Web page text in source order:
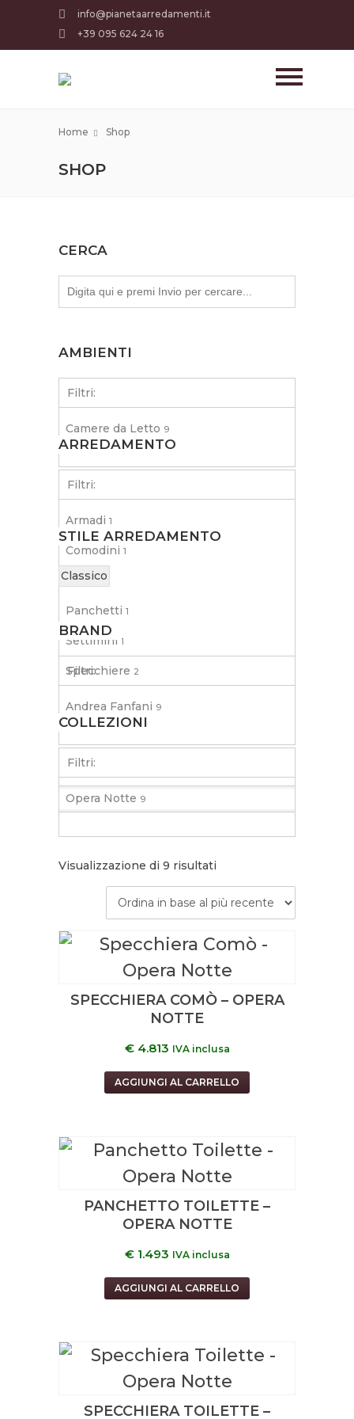
info@pianetaarredamenti.it
+39 095 624 24 16
Home Shop
SHOP
CERCA
AMBIENTI
Filtri:
Camere da Letto 9
ARREDAMENTO
Filtri:
Armadi 1
Comodini 1
Comò1
Panchetti 1
Settimini 1
Specchiere 2
Testate Letto1
Toilette
STILE ARREDAMENTO
Classico
BRAND
Filtri:
Andrea Fanfani 9
COLLEZIONI
Filtri:
Opera Notte 9
Visualizzazione di 9 risultati
SPECCHIERA COMÒ – OPERA
NOTTE
€4.813 IVA inclusa
AGGIUNGI AL CARRELLO
PANCHETTO TOILETTE –
OPERA NOTTE
€1.493 IVA inclusa
AGGIUNGI AL CARRELLO
SPECCHIERA TOILETTE –